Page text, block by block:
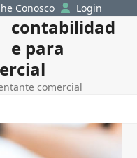
Conosco Login
contabilidad
e para
comercial